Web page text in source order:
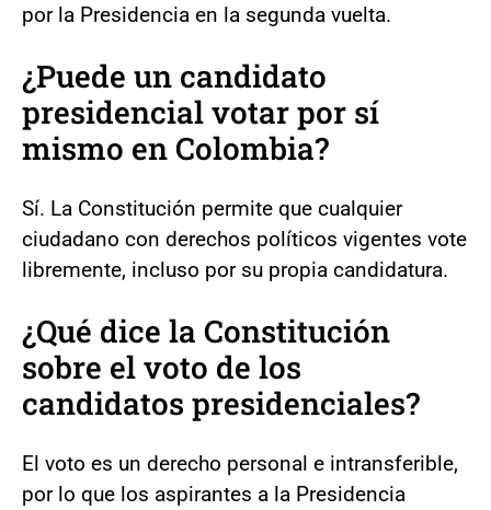
por la Presidencia en la segunda vuelta.
¿Puede un candidato
presidencial votar por sí
mismo en Colombia?
Sí. La Constitución permite que cualquier
ciudadano con derechos políticos vigentes vote
libremente, incluso por su propia candidatura.
¿Qué dice la Constitución
sobre el voto de los
candidatos presidenciales?
El voto es un derecho personal e intransferible,
por lo que los aspirantes a la Presidencia